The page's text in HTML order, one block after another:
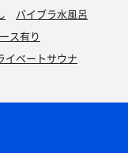
バイブラ水風呂
ス有り
イベートサウナ